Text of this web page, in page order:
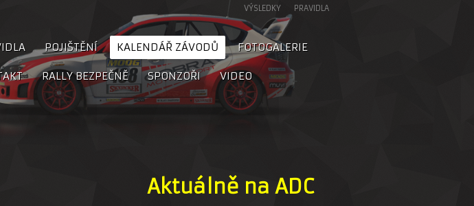
PRAVIDLA
VÝSLEDKY
POJIŠTĚNÍ KALENDÁŘ ZÁVODŮ FOTOGALERIE
RALLY BEZPEČNĚ SPONZOŘI VIDEO
Aktuálně na ADC